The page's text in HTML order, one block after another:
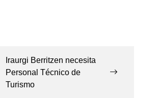
Iraurgi Berritzen necesita
Personal Técnico de
Turismo